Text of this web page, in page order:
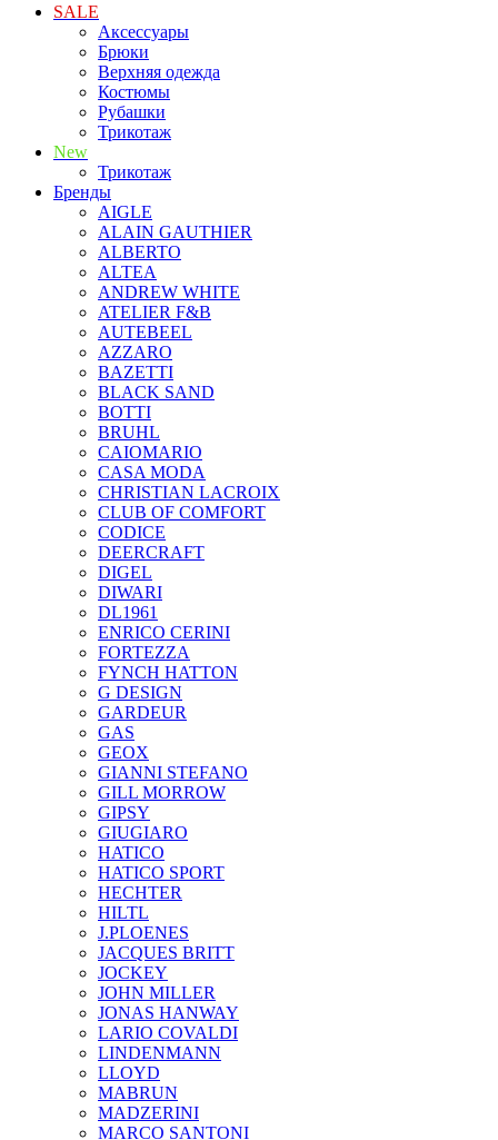
SALE
Аксессуары
Брюки
Верхняя одежда
Костюмы
Рубашки
Трикотаж
New
Трикотаж
Бренды
AIGLE
ALAIN GAUTHIER
ALBERTO
ALTEA
ANDREW WHITE
ATELIER F&B
AUTEBEEL
AZZARO
BAZETTI
BLACK SAND
BOTTI
BRUHL
CAIOMARIO
CASA MODA
CHRISTIAN LACROIX
CLUB OF COMFORT
CODICE
DEERCRAFT
DIGEL
DIWARI
DL1961
ENRICO CERINI
FORTEZZA
FYNCH HATTON
G DESIGN
GARDEUR
GAS
GEOX
GIANNI STEFANO
GILL MORROW
GIPSY
GIUGIARO
HATICO
HATICO SPORT
HECHTER
HILTL
J.PLOENES
JAСQUES BRITT
JOCKEY
JOHN MILLER
JONAS HANWAY
LARIO COVALDI
LINDENMANN
LLOYD
MABRUN
MADZERINI
MARCO SANTONI